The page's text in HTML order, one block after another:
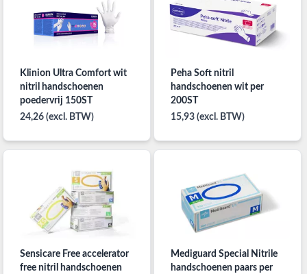
Klinion Ultra Comfort wit
nitril handschoenen
poedervrij 150ST
24,26 (excl. BTW)
Peha Soft nitril
handschoenen wit per
200ST
15,93 (excl. BTW)
Sensicare Free accelerator
free nitril handschoenen
Mediguard Special Nitrile
handschoenen paars per